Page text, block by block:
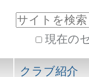
現在の
クラブ紹介